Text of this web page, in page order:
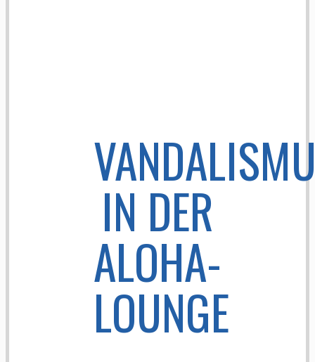
IN DER
ALOHA-
LOUNGE